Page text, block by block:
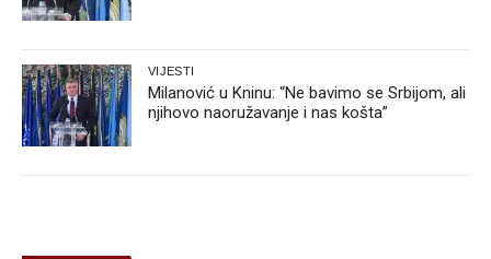
VIJESTI
Milanović u Kninu: “Ne bavimo se Srbijom, ali
njihovo naoružavanje i nas košta”